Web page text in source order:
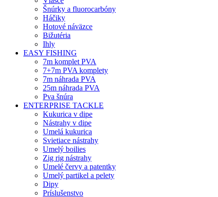
Šnúrky a fluorocarbóny
Háčiky
Hotové náväzce
Bižutéria
Ihly
EASY FISHING
7m komplet PVA
7+7m PVA komplety
7m náhrada PVA
25m náhrada PVA
Pva šnúra
ENTERPRISE TACKLE
Kukurica v dipe
Nástrahy v dipe
Umelá kukurica
Svietiace nástrahy
Umelý boilies
Zig rig nástrahy
Umelé červy a patentky
Umelý partikel a pelety
Dipy
Príslušenstvo